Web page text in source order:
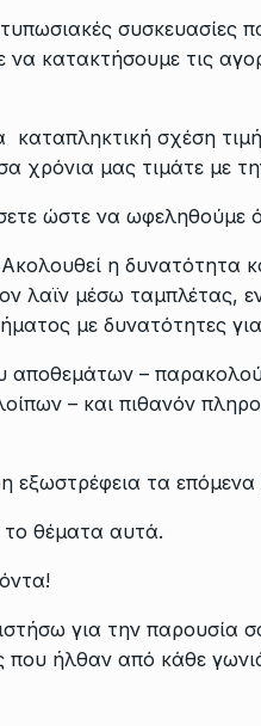
συσκευασίες
κατακτήσουμε τις
σχέση
χρόνια μας τιμάτε με
ώστε να ωφεληθούμε
η δυνατότητα
λαϊν μέσω ταμπλέτας,
με δυνατότητες
αποθεμάτων –
– και πιθανόν
εξωστρέφεια τα
θέματα αυτά.
για την παρουσία
που ήλθαν από κάθε